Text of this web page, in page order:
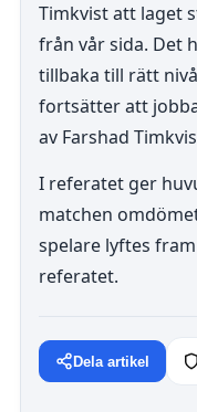
Timkvist att laget
från vår sida. Det
tillbaka till rätt
fortsätter att
av Farshad
I referatet ger
matchen
spelare lyftes
referatet.
Dela artikel